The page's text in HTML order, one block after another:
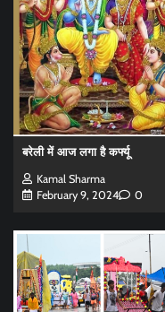
बरेली में आज लगा है कर्फ्यू
Kamal Sharma
February 9, 2024
0